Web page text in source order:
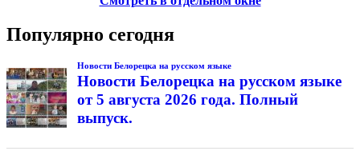
Популярно сегодня
Новости Белорецка на русском языке
Новости Белорецка на русском языке
от 5 августа 2026 года. Полный
выпуск.